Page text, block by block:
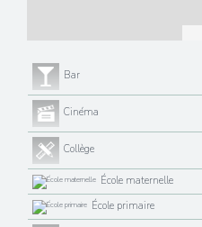
Bar
Cinéma
Collège
École maternelle
École primaire